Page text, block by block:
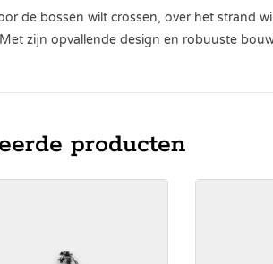
de bossen wilt crossen, over het strand
zijn opvallende design en robuuste
producten